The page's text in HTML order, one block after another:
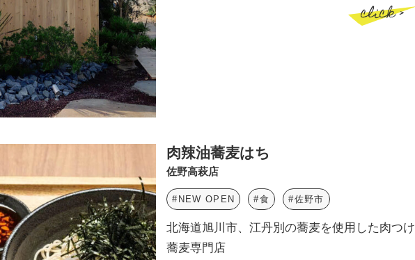
click >
肉辣油蕎麦はち
佐野高萩店
#NEW OPEN #食 #佐野市
北海道旭川市、江丹別の蕎麦を使用した肉つけ
蕎麦専門店